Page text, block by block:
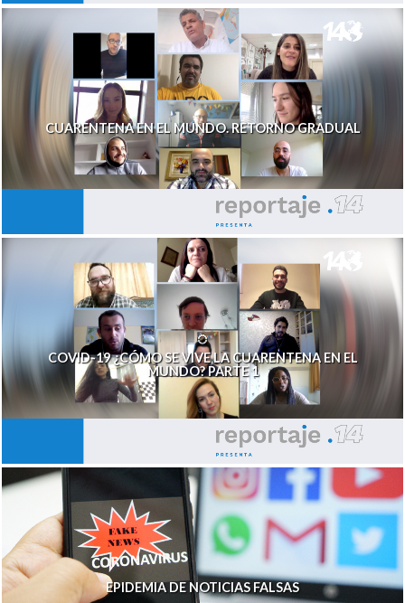
CUARENTENA EN EL MUNDO. RETORNO GRADUAL
COVID-19 ¿CÓMO SE VIVE LA CUARENTENA EN EL
MUNDO? PARTE 1
EPIDEMIA DE NOTICIAS FALSAS